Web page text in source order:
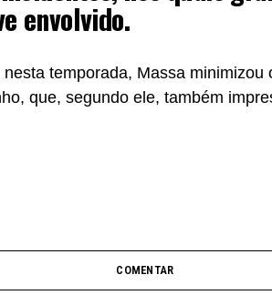
envolvido.
temporada, Massa minimizou
que, segundo ele, também
COMENTAR